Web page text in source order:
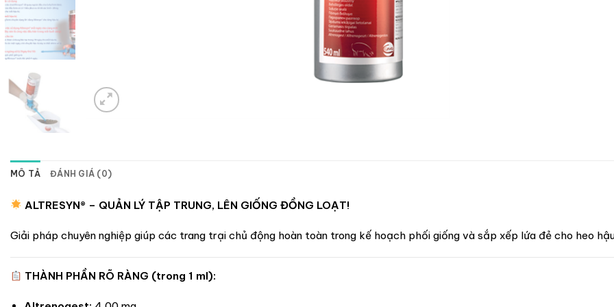
MÔ TẢ ĐÁNH GIÁ (0)
ALTRESYN® – QUẢN LÝ TẬP TRUNG, LÊN GIỐNG ĐỒNG LOẠT!
Giải pháp chuyên nghiệp giúp các trang trại chủ động hoàn toàn trong kế hoạch phối giống và sắp xếp lứa đẻ cho heo
THÀNH PHẦN RÕ RÀNG (trong 1 ml):